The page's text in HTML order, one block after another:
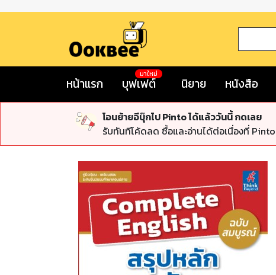
หน้าแรก บุฟเฟต์
มาใหม่
นิยาย หนังสือ
โอนย้ายอีบุ๊กไป Pinto ได้แล้ววันนี้ กดเลย
รับทันทีโค้ดลด ซื้อและอ่านได้ต่อเนื่องที่ Pinto